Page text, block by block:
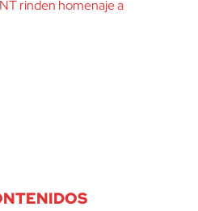
rinden homenaje a